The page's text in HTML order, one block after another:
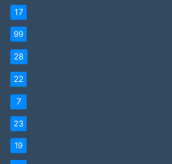
17
99
28
22
7
23
19